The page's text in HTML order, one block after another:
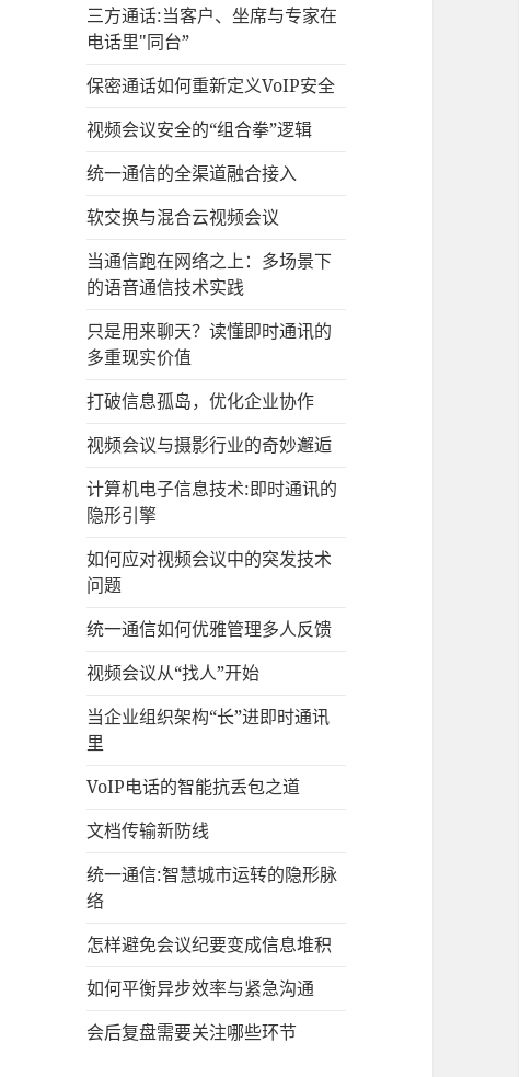
三方通话:当客户、坐席与专家在
电话里"同台”
保密通话如何重新定义VoIP安全
视频会议安全的“组合拳”逻辑
统一通信的‌全渠道融合接入
软交换与混合云视频会议
当通信跑在网络之上：多场景下
的语音通信技术实践
只是用来聊天？读懂即时通讯的
多重现实价值
打破信息孤岛，优化企业协作
视频会议与摄影行业的奇妙邂逅
计算机电子信息技术:即时通讯的
隐形引擎
如何应对视频会议中的突发技术
问题
统一通信如何优雅管理多人反馈
视频会议从“找人”开始
当企业组织架构“长”进即时通讯
里
VoIP电话的智能抗丢包之道
文档传输新防线
统一通信:智慧城市运转的隐形脉
络
怎样避免会议纪要变成信息堆积
如何平衡异步效率与紧急沟通
会后复盘需要关注哪些环节